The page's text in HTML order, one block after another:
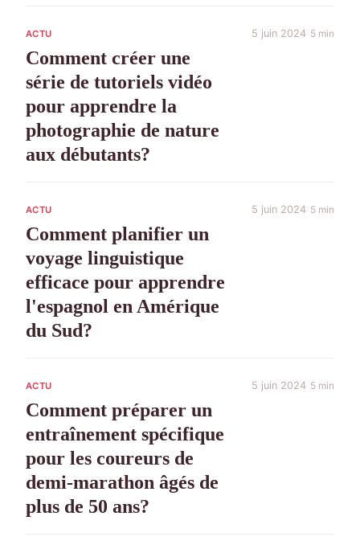
ACTU
Comment créer une
série de tutoriels vidéo
pour apprendre la
photographie de nature
aux débutants?
5 juin 2024 5 min
ACTU
Comment planifier un
voyage linguistique
efficace pour apprendre
l'espagnol en Amérique
du Sud?
5 juin 2024 5 min
ACTU
Comment préparer un
entraînement spécifique
pour les coureurs de
demi-marathon âgés de
plus de 50 ans?
5 juin 2024 5 min